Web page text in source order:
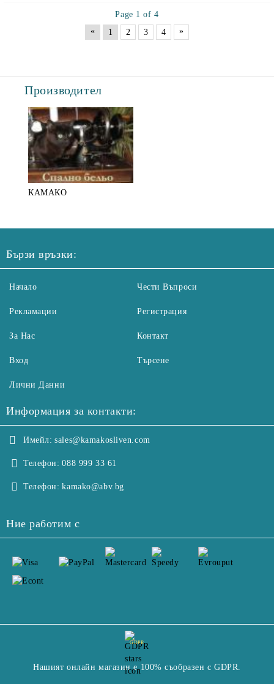
Page 1 of 4
«
1 2 3 4 »
Производител
КАМАКО
Бързи връзки:
Начало
Рекламации
За Нас
Вход
Чести Въпроси
Регистрация
Контакт
Търсене
Лични Данни
Информация за контакти:
Имейл: sales@kamakosliven.com
Телефон: 088 999 33 61
Телефон: kamako@abv.bg
Ние работим с
GDPR
Нашият онлайн магазин е 100% съобразен с GDPR.